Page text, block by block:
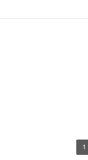
1